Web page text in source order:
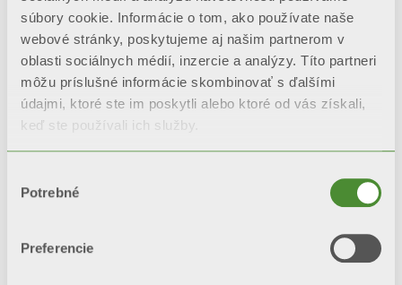
súbory cookie. Informácie o tom, ako používate naše
webové stránky, poskytujeme aj našim partnerom v
oblasti sociálnych médií, inzercie a analýzy. Títo partneri
môžu príslušné informácie skombinovať s ďalšími
údajmi, ktoré ste im poskytli alebo ktoré od vás získali,
keď ste používali ich služby.
súhlasu
Potrebné
Preferencie
Popis
Technické dáta
Dokumentácia
Na všetky modely